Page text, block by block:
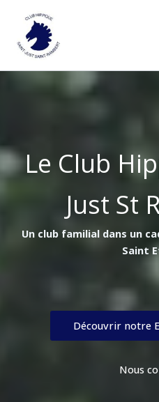
contenu
Le Club
Just St
Un club familial dans un
Saint
Découvrir notre
Nous